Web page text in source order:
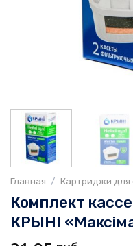
Главная / Картриджи для
Комплект
КРЫНI